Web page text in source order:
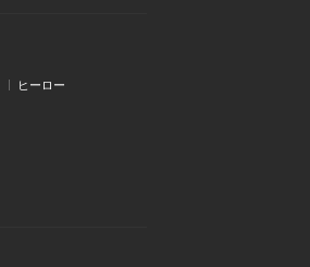
ヒーロー